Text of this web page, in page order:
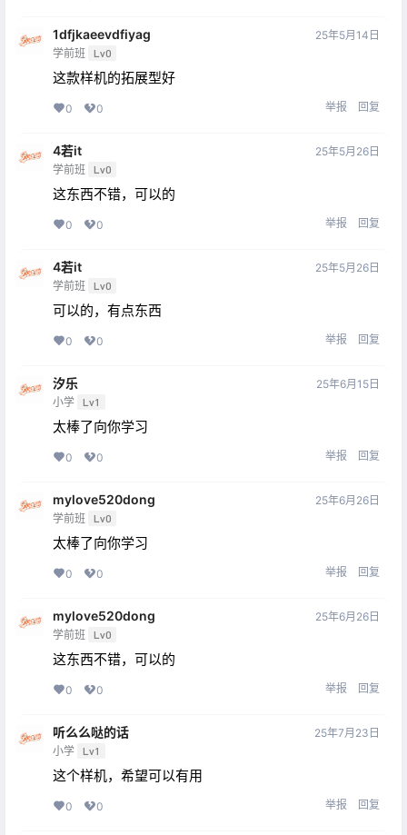
1dfjkaeevdfiyag
学前班 Lv0
25年5月14日
这款样机的拓展型好
0 0 举报 回复
4若it
学前班 Lv0
25年5月26日
这东西不错，可以的
0 0 举报 回复
4若it
学前班 Lv0
25年5月26日
可以的，有点东西
0 0 举报 回复
汐乐
小学 Lv1
25年6月15日
太棒了向你学习
0 0 举报 回复
mylove520dong
学前班 Lv0
25年6月26日
太棒了向你学习
0 0 举报 回复
mylove520dong
学前班 Lv0
25年6月26日
这东西不错，可以的
0 0 举报 回复
听么么哒的话
小学 Lv1
25年7月23日
这个样机，希望可以有用
0 0 举报 回复